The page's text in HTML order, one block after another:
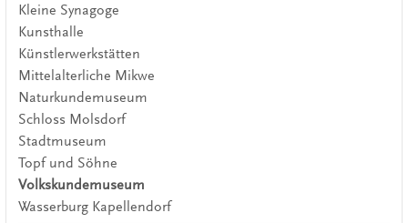
Kleine Synagoge
Kunsthalle
Künstlerwerkstätten
Mittelalterliche Mikwe
Naturkundemuseum
Schloss Molsdorf
Stadtmuseum
Topf und Söhne
Volkskundemuseum
Wasserburg Kapellendorf